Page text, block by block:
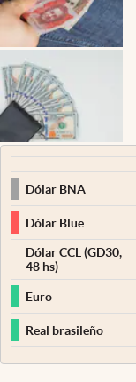
Dólar BNA
Dólar Blue
Dólar CCL (GD30,
48 hs)
Euro
Real brasileño